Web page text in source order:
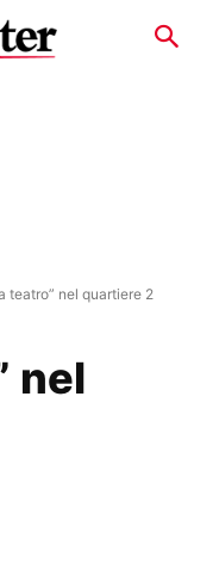
teatro” nel quartiere 2
nel